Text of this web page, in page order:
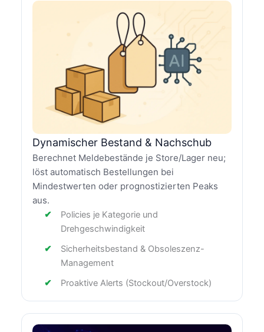
Dynamischer Bestand & Nachschub
Berechnet Meldebestände je Store/Lager neu;
löst automatisch Bestellungen bei
Mindestwerten oder prognostizierten Peaks
aus.
Policies je Kategorie und
Drehgeschwindigkeit
Sicherheitsbestand & Obsoleszenz-
Management
Proaktive Alerts (Stockout/Overstock)